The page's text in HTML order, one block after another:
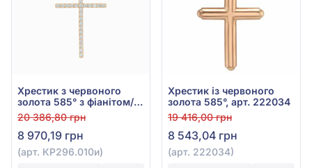
Хрестик з червоного
золота 585° з фіанітом/
куб.цирконієм, арт.
КР296.010и
20 386,80 грн
8 970,19 грн
(арт. КР296.010и)
Хрестик із червоного
золота 585°, арт. 222034
19 416,00 грн
8 543,04 грн
(арт. 222034)